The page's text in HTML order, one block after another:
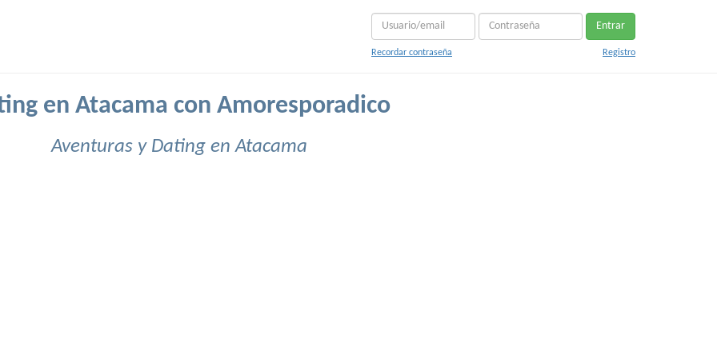
Entrar
Recordar contraseña Registro
en Atacama con Amoresporadico
Aventuras y Dating en Atacama